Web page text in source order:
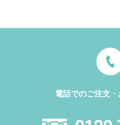
電話でのご注文